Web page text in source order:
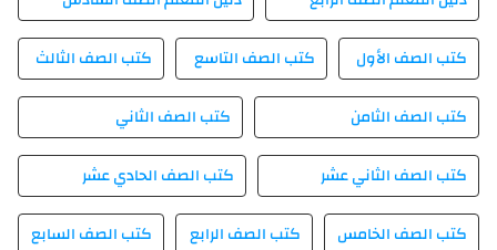
كتب الصف الأول كتب الصف التاسع كتب الصف الثالث
كتب الصف الثامن كتب الصف الثاني
كتب الصف الثاني عشر كتب الصف الحادي عشر
كتب الصف الخامس كتب الصف الرابع كتب الصف السابع